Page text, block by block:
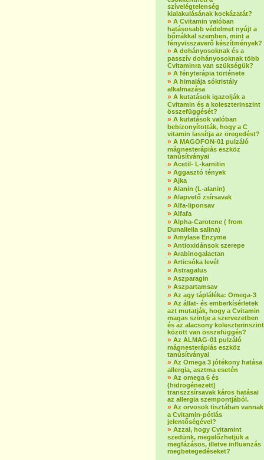
szívelégtelenség
kialakulásának kockázatát?
» A Cvitamin valóban
hatásosabb védelmet nyújt a
bőrrákkal szemben, mint a
fényvisszaverő készítmények?
» A dohányosoknak és a
passzív dohányosoknak több
Cvitaminra van szükségük?
» A fényterápia története
» A himalája sókristály
alkalmazása
» A kutatások igazolják a
Cvitamin és a koleszterinszint
összefüggését?
» A kutatások valóban
bebizonyították, hogy a C
vitamin lassítja az öregedést?
» A MAGOFON-01 pulzáló
mágnesterápiás eszköz
tanúsítványai
» Acetil- L-karnitin
» Aggasztó tények
» Ajka
» Alanin (L-alanin)
» Alapvető zsírsavak
» Alfa-liponsav
» Alfafa
» Alpha-Carotene ( from
Dunaliella salina)
» Amylase Enzyme
» Antioxidánsok szerepe
» Arabinogalactan
» Articsóka levél
» Astragalus
» Aszparagin
» Aszpartamsav
» Az agy tápláléka: Omega-3
» Az állat- és emberkísérletek
azt mutatják, hogy a Cvitamin
magas szintje a szervezetben
és az alacsony koleszterinszint
között van összefüggés?
» Az ALMAG-01 pulzáló
mágnesterápiás eszköz
tanúsítványai
» Az Omega 3 jótékony hatása
allergia, asztma esetén
» Az omega 6 és
(hidrogénezett)
transzzsírsavak káros hatásai
az allergia szempontjából.
» Az orvosok tisztában vannak
a Cvitamin-pótlás
jelentőségével?
» Azzal, hogy Cvitamint
szedünk, megelőzhetjük a
megfázásos, illetve influenzás
megbetegedéseket?